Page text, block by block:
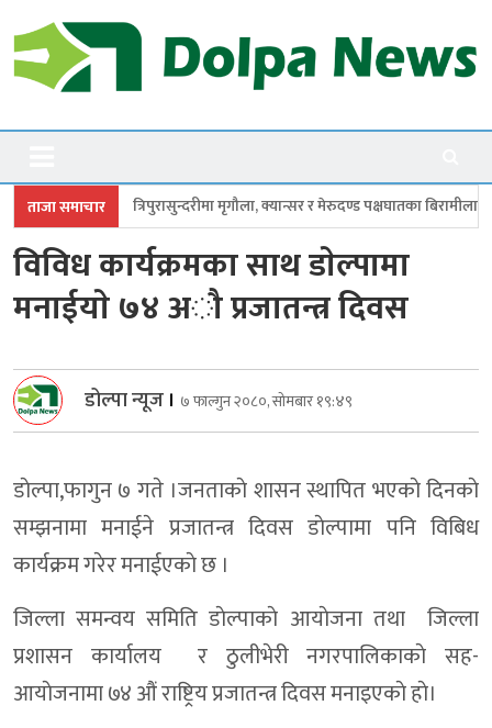
to
content
Dolpanews
ताजा समाचारमृगौला, क्यान्सर र मेरुदण्ड पक्षघातका बिरामीलाई मासिक ५ हजार
विविध कार्यक्रमका साथ डाेल्पामा
मनाईयाे ७४ अौ प्रजातन्त्र दिवस
डोल्पा न्यूज । ७ फाल्गुन २०८०, सोमबार १९:४९
डाेल्पा,फागुन ७ गते ।जनताकाे शासन स्थापित भएकाे दिनकाे
सम्झनामा मनाईने प्रजातन्त्र दिवस डाेल्पामा पनि विबिध
कार्यक्रम गरेर मनाईएकाे छ ।
जिल्ला समन्वय समिति डाेल्पाकाे आयाेजना तथा जिल्ला
प्रशासन कार्यालय र ठुलीभेरी नगरपालिकाकाे सह-
आयाेजनामा ७४ औं राष्ट्रिय प्रजातन्त्र दिवस मनाइएकाे हाे।